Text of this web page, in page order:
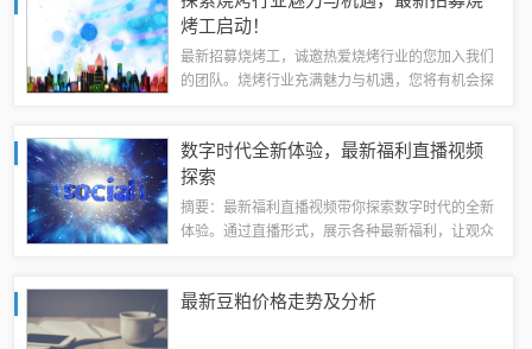
陆...
烤工启动！
最新招募烧烤工，诚邀热爱烧烤行业的您加入我们
的团队。烧烤行业充满魅力与机遇，您将有机会探
经验的烧烤工和新手加入，共同创造美味的烧...
数字时代全新体验，最新福利直播视频
探索
摘要：最新福利直播视频带你探索数字时代的全新
体验。通过直播形式，展示各种最新福利，让观众
1、互动性高：最新福利直播视频注重观众的参...
最新豆粕价格走势及分析